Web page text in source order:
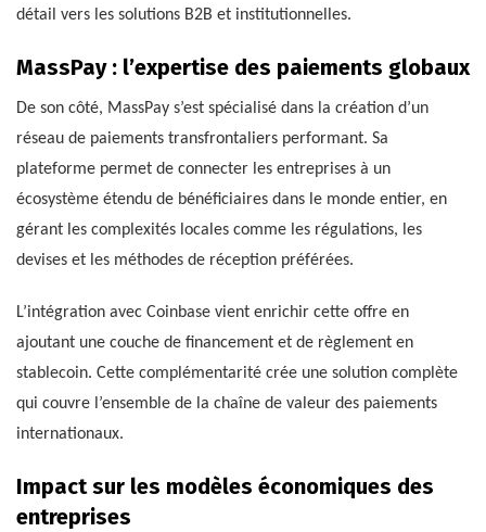
détail vers les solutions B2B et institutionnelles.
MassPay : l’expertise des paiements globaux
De son côté, MassPay s’est spécialisé dans la création d’un
réseau de paiements transfrontaliers performant. Sa
plateforme permet de connecter les entreprises à un
écosystème étendu de bénéficiaires dans le monde entier, en
gérant les complexités locales comme les régulations, les
devises et les méthodes de réception préférées.
L’intégration avec Coinbase vient enrichir cette offre en
ajoutant une couche de financement et de règlement en
stablecoin. Cette complémentarité crée une solution complète
qui couvre l’ensemble de la chaîne de valeur des paiements
internationaux.
Impact sur les modèles économiques des
entreprises